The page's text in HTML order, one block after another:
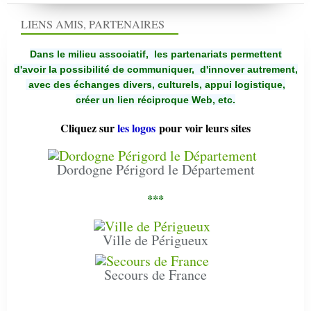
LIENS AMIS, PARTENAIRES
Dans le milieu associatif, les partenariats permettent
d'avoir la possibilité de communiquer, d'innover autrement,
avec des échanges divers, culturels, appui logistique,
créer un lien réciproque Web, etc.
Cliquez surles logos pour voir leurs sites
Dordogne Périgord le Département
***
Ville de Périgueux
Secours de France